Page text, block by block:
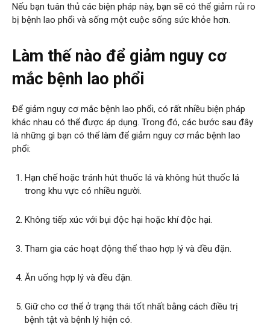
Nếu bạn tuân thủ các biện pháp này, bạn sẽ có thể giảm rủi ro
bị bệnh lao phổi và sống một cuộc sống sức khỏe hơn.
Làm thế nào để giảm nguy cơ
mắc bệnh lao phổi
Để giảm nguy cơ mắc bệnh lao phổi, có rất nhiều biện pháp
khác nhau có thể được áp dụng. Trong đó, các bước sau đây
là những gì bạn có thể làm để giảm nguy cơ mắc bệnh lao
phổi:
Hạn chế hoặc tránh hút thuốc lá và không hút thuốc lá
trong khu vực có nhiều người.
Không tiếp xúc với bụi độc hại hoặc khí độc hại.
Tham gia các hoạt động thể thao hợp lý và đều đặn.
Ăn uống hợp lý và đều đặn.
Giữ cho cơ thể ở trạng thái tốt nhất bằng cách điều trị
bệnh tật và bệnh lý hiện có.